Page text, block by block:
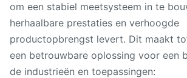
om een stabiel meetsysteem in te
herhaalbare prestaties en verhoogde
productopbrengst levert. Dit maakt
een betrouwbare oplossing voor een
de industrieën en toepassingen: